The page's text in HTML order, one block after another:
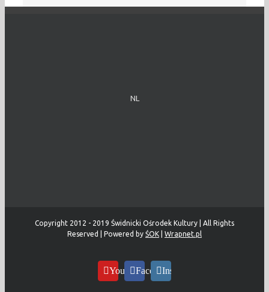
NL
Copyright 2012 - 2019 Świdnicki Ośrodek Kultury | All Rights
Reserved | Powered by ŚOK Wrapnet.pl
YouTubeFacebookInstagram